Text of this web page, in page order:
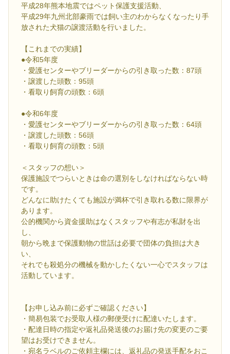
平成28年熊本地震ではペット保護支援活動、
平成29年九州北部豪雨では飼い主のわからなくなったり手
放された犬猫の譲渡活動を行いました。
【これまでの実績】
●令和5年度
・愛護センターやブリーダーからの引き取った数：87頭
・譲渡した頭数：95頭
・看取り飼育の頭数：6頭
●令和6年度
・愛護センターやブリーダーからの引き取った数：64頭
・譲渡した頭数：56頭
・看取り飼育の頭数：5頭
＜スタッフの想い＞
保護施設でつらいときは命の選別をしなければならない時
です。
どんなに助けたくても施設が満杯で引き取れる数に限界が
あります。
公的機関から資金援助はなくスタッフや有志が私財を出
し、
朝から晩まで保護動物の世話は必要で団体の負担は大き
い、
それでも殺処分の機械を動かしたくない一心でスタッフは
活動しています。
【お申し込み前に必ずご確認ください】
・簡易包装でお受取人様の郵便受けに配達いたします。
・配達日時の指定や返礼品発送後のお届け先の変更のご要
望はお受けできません。
・宛名ラベルのご依頼主欄には、返礼品の発送手配をおこ